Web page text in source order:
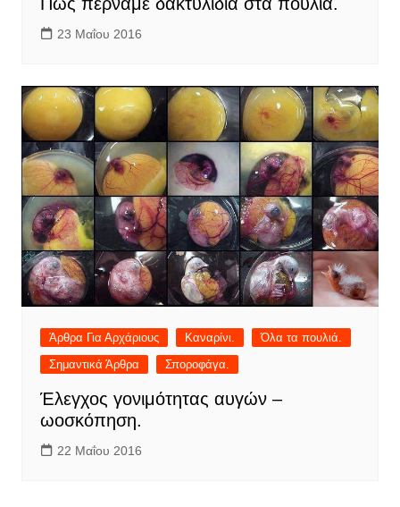
23 Μαΐου 2016
Άρθρα Για Αρχάριους Καναρίνι.
Όλα τα πουλιά.
Σημαντικά Άρθρα
Σποροφάγα.
Έλεγχος γονιμότητας αυγών –
ωοσκόπηση.
22 Μαΐου 2016